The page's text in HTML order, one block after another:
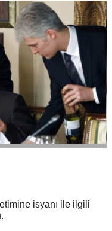
isyanı ile ilgili